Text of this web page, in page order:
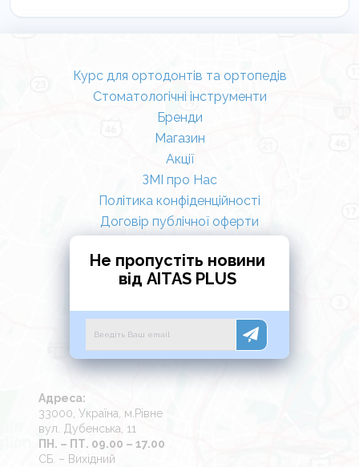
Курс для ортодонтів та ортопедів
Стоматологічні інструменти
Бренди
Магазин
Акції
ЗМІ про Нас
Політика конфіденційності
Договір публічної оферти
Не пропустіть новини
від AITAS PLUS
Адреса:
33000, Україна, м.Рівне
вул. Дубенська, 11
ПН. – ПТ. 09.00 – 17.00
СБ. – Вихідний